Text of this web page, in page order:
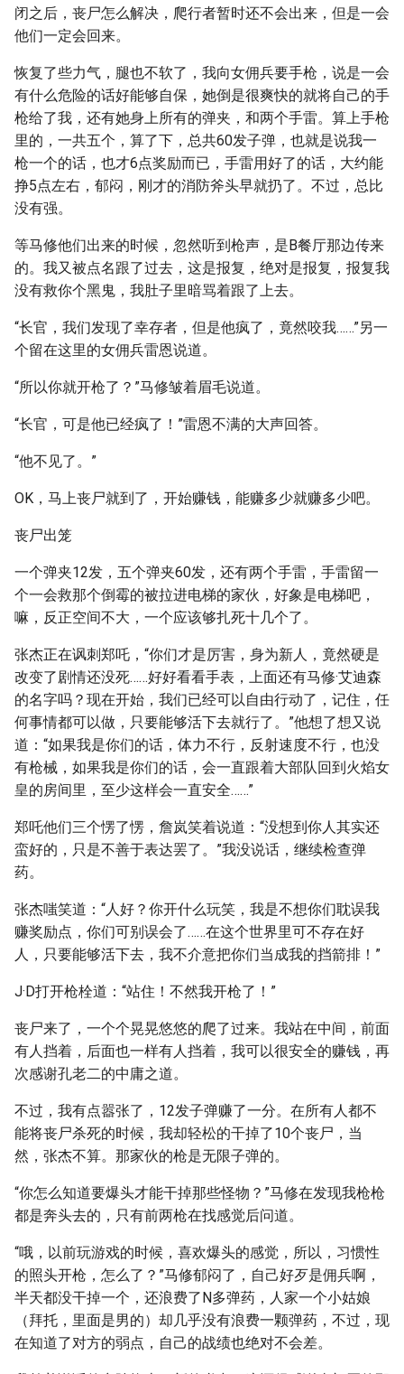
闭之后，丧尸怎么解决，爬行者暂时还不会出来，但是一会
他们一定会回来。
恢复了些力气，腿也不软了，我向女佣兵要手枪，说是一会
有什么危险的话好能够自保，她倒是很爽快的就将自己的手
枪给了我，还有她身上所有的弹夹，和两个手雷。算上手枪
里的，一共五个，算了下，总共60发子弹，也就是说我一
枪一个的话，也才6点奖励而已，手雷用好了的话，大约能
挣5点左右，郁闷，刚才的消防斧头早就扔了。不过，总比
没有强。
等马修他们出来的时候，忽然听到枪声，是B餐厅那边传来
的。我又被点名跟了过去，这是报复，绝对是报复，报复我
没有救你个黑鬼，我肚子里暗骂着跟了上去。
“长官，我们发现了幸存者，但是他疯了，竟然咬我……”另一
个留在这里的女佣兵雷恩说道。
“所以你就开枪了？”马修皱着眉毛说道。
“长官，可是他已经疯了！”雷恩不满的大声回答。
“他不见了。”
OK，马上丧尸就到了，开始赚钱，能赚多少就赚多少吧。
丧尸出笼
一个弹夹12发，五个弹夹60发，还有两个手雷，手雷留一
个一会救那个倒霉的被拉进电梯的家伙，好象是电梯吧，
嘛，反正空间不大，一个应该够扎死十几个了。
张杰正在讽刺郑吒，“你们才是厉害，身为新人，竟然硬是
改变了剧情还没死……好好看看手表，上面还有马修·艾迪森
的名字吗？现在开始，我们已经可以自由行动了，记住，任
何事情都可以做，只要能够活下去就行了。”他想了想又说
道：“如果我是你们的话，体力不行，反射速度不行，也没
有枪械，如果我是你们的话，会一直跟着大部队回到火焰女
皇的房间里，至少这样会一直安全……”
郑吒他们三个愣了愣，詹岚笑着说道：“没想到你人其实还
蛮好的，只是不善于表达罢了。”我没说话，继续检查弹
药。
张杰嗤笑道：“人好？你开什么玩笑，我是不想你们耽误我
赚奖励点，你们可别误会了……在这个世界里可不存在好
人，只要能够活下去，我不介意把你们当成我的挡箭排！”
J·D打开枪栓道：“站住！不然我开枪了！”
丧尸来了，一个个晃晃悠悠的爬了过来。我站在中间，前面
有人挡着，后面也一样有人挡着，我可以很安全的赚钱，再
次感谢孔老二的中庸之道。
不过，我有点嚣张了，12发子弹赚了一分。在所有人都不
能将丧尸杀死的时候，我却轻松的干掉了10个丧尸，当
然，张杰不算。那家伙的枪是无限子弹的。
“你怎么知道要爆头才能干掉那些怪物？”马修在发现我枪枪
都是奔头去的，只有前两枪在找感觉后问道。
“哦，以前玩游戏的时候，喜欢爆头的感觉，所以，习惯性
的照头开枪，怎么了？”马修郁闷了，自己好歹是佣兵啊，
半天都没干掉一个，还浪费了N多弹药，人家一个小姑娘
（拜托，里面是男的）却几乎没有浪费一颗弹药，不过，现
在知道了对方的弱点，自己的战绩也绝对不会差。